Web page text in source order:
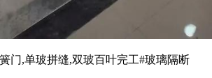
门,单玻拼缝,双玻百叶完工#玻璃隔断